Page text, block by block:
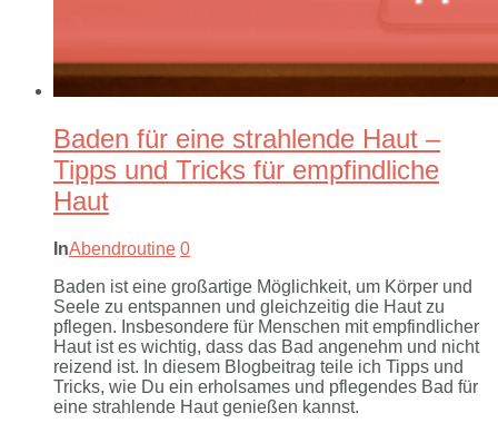
Baden für eine strahlende Haut –
Tipps und Tricks für empfindliche
Haut
InAbendroutine 0
Baden ist eine großartige Möglichkeit, um Körper und
Seele zu entspannen und gleichzeitig die Haut zu
pflegen. Insbesondere für Menschen mit empfindlicher
Haut ist es wichtig, dass das Bad angenehm und nicht
reizend ist. In diesem Blogbeitrag teile ich Tipps und
Tricks, wie Du ein erholsames und pflegendes Bad für
eine strahlende Haut genießen kannst.